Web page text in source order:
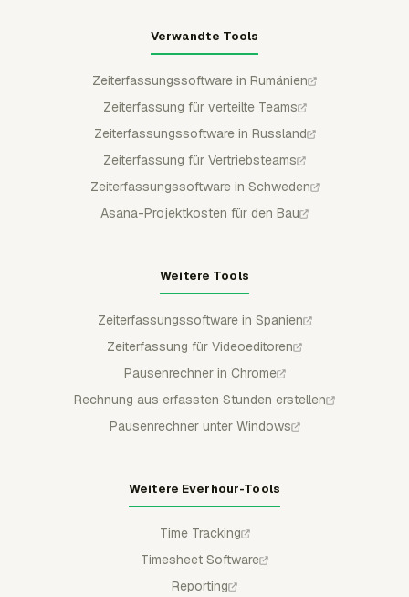
Verwandte Tools
Zeiterfassungssoftware in Rumänien
Zeiterfassung für verteilte Teams
Zeiterfassungssoftware in Russland
Zeiterfassung für Vertriebsteams
Zeiterfassungssoftware in Schweden
Asana-Projektkosten für den Bau
Weitere Tools
Zeiterfassungssoftware in Spanien
Zeiterfassung für Videoeditoren
Pausenrechner in Chrome
Rechnung aus erfassten Stunden erstellen
Pausenrechner unter Windows
Weitere Everhour-Tools
Time Tracking
Timesheet Software
Reporting